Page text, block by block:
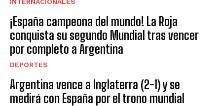
¡España campeona del mundo! La Roja
conquista su segundo Mundial tras vencer
por completo a Argentina
DEPORTES
Argentina vence a Inglaterra (2-1) y se
medirá con España por el trono mundial